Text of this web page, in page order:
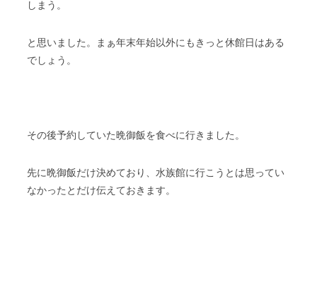
しまう。
と思いました。まぁ年末年始以外にもきっと休館日はある
でしょう。
その後予約していた晩御飯を食べに行きました。
先に晩御飯だけ決めており、水族館に行こうとは思ってい
なかったとだけ伝えておきます。